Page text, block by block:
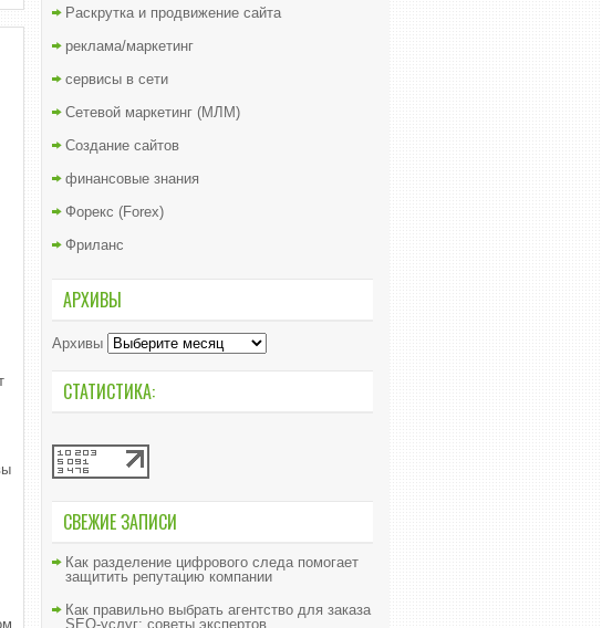
Раскрутка и продвижение сайта
реклама/маркетинг
сервисы в сети
Сетевой маркетинг (МЛМ)
Создание сайтов
финансовые знания
Форекс (Forex)
Фриланс
АРХИВЫ
Архивы
СТАТИСТИКА:
СВЕЖИЕ ЗАПИСИ
Как разделение цифрового следа помогает
защитить репутацию компании
Как правильно выбрать агентство для заказа
SEO-услуг: советы экспертов